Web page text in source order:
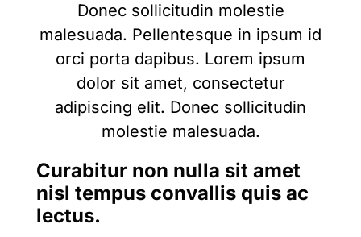
Donec sollicitudin molestie
malesuada. Pellentesque in ipsum id
orci porta dapibus. Lorem ipsum
dolor sit amet, consectetur
adipiscing elit. Donec sollicitudin
molestie malesuada.
Curabitur non nulla sit amet
nisl tempus convallis quis ac
lectus.